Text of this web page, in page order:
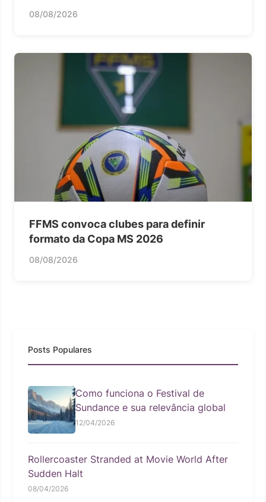
08/08/2026
FFMS convoca clubes para definir
formato da Copa MS 2026
08/08/2026
Posts Populares
Como funciona o Festival de
Sundance e sua relevância global
12/04/2026
Rollercoaster Stranded at Movie World After
Sudden Halt
08/04/2026